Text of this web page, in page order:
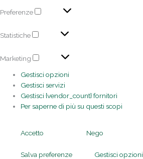
Preferenze
Statistiche
Marketing
Gestisci opzioni
Gestisci servizi
Gestisci {vendor_count} fornitori
Per saperne di più su questi scopi
Accetto Nego
Salva preferenze
Gestisci opzioni